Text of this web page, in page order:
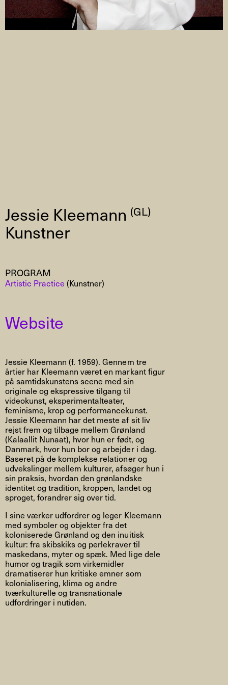
Jessie Kleemann (GL)
Kunstner
PROGRAM
Artistic Practice (Kunstner)
Website
Jessie Kleemann (f. 1959). Gennem tre
årtier har Kleemann været en markant figur
på samtidskunstens scene med sin
originale og ekspressive tilgang til
videokunst, eksperimentalteater,
feminisme, krop og performancekunst.
Jessie Kleemann har det meste af sit liv
rejst frem og tilbage mellem Grønland
(Kalaallit Nunaat), hvor hun er født, og
Danmark, hvor hun bor og arbejder i dag.
Baseret på de komplekse relationer og
udvekslinger mellem kulturer, afsøger hun i
sin praksis, hvordan den grønlandske
identitet og tradition, kroppen, landet og
sproget, forandrer sig over tid.
I sine værker udfordrer og leger Kleemann
med symboler og objekter fra det
koloniserede Grønland og den inuitisk
kultur: fra skibskiks og perlekraver til
maskedans, myter og spæk. Med lige dele
humor og tragik som virkemidler
dramatiserer hun kritiske emner som
kolonialisering, klima og andre
tværkulturelle og transnationale
udfordringer i nutiden.